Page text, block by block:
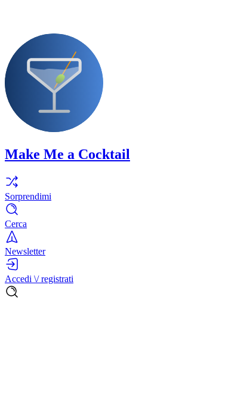
Make Me a Cocktail
Sorprendimi
Cerca
Newsletter
Accedi \/ registrati